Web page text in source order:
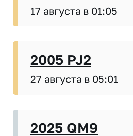
17 августа в 01:05
2005 PJ2
27 августа в 05:01
2025 QM9